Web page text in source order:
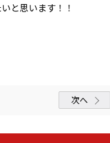
と思います！！
次へ